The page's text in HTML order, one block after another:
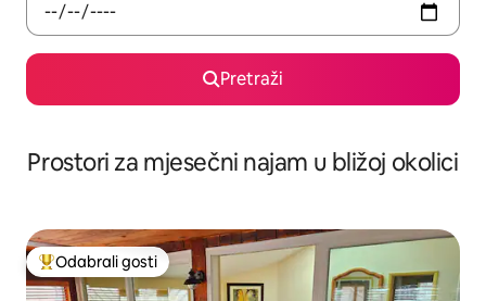
Pretraži
Prostori za mjesečni najam u bližoj okolici
Među najviše rangiranima s oznakom „Odabrali gosti”
Odabrali gosti